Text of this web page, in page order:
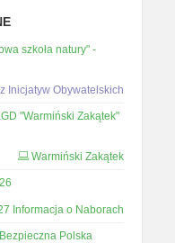
szkoła natury" -
Inicjatyw Obywatelskich
"Warmiński Zakątek"
Warmiński Zakątek
Informacja o Naborach
Polska